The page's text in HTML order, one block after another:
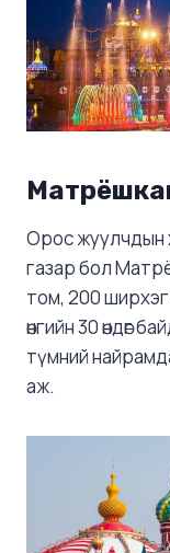
Орос жуулчдын
газар бол
том, 200 ширхэг
өнгийн 30 өндөг
түмний
аж.